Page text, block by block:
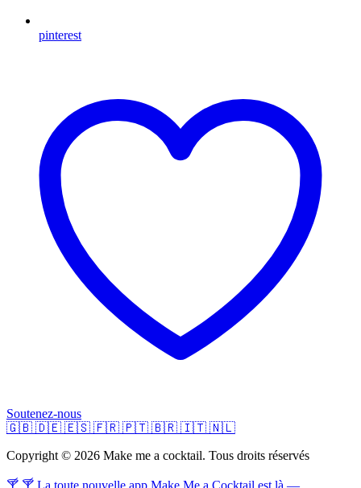
pinterest
Soutenez-nous
🇬🇧 🇩🇪 🇪🇸 🇫🇷 🇵🇹 🇧🇷 🇮🇹 🇳🇱
Copyright © 2026 Make me a cocktail. Tous droits réservés